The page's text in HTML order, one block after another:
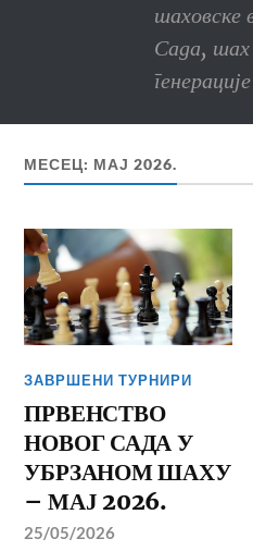
шаховске
Сада, шах
МЕСЕЦ: МАЈ 2026.
ЗАВРШЕНИ ТУРНИРИ
ПРВЕНСТВО
НОВОГ САДА У
УБРЗАНОМ ШАХУ
– МАЈ 2026.
25/05/2026